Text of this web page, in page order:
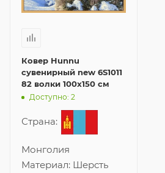
Ковер Hunnu
сувенирный new 6S1011
82 волки 100x150 см
Доступно: 2
Страна:
Монголия
Материал: Шерсть